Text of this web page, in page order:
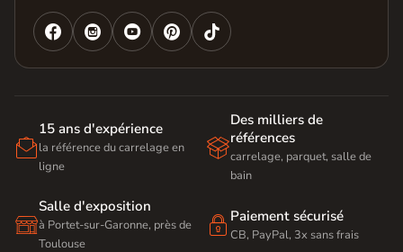
   

15 ans d'expérience
la référence du carrelage en
ligne

Des milliers de
références
carrelage, parquet, salle de
bain

Salle d'exposition
à Portet-sur-Garonne, près de
Toulouse
 Paiement sécurisé
CB, PayPal, 3x sans frais